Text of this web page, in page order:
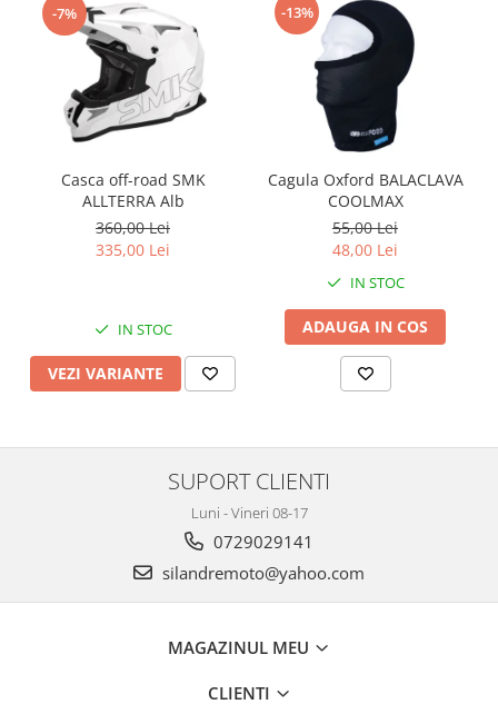
Evacuări Mivv
Evacuări G.P.R.
Evacuări Storm
Evacuari FMF
Banda termica
Evacuare completa
Galerie Evacuare
Garnituri toba
Ghidoane & Control
Adaptoare
-7%
Casca off-road SMK
ALLTERRA Alb
360,00 Lei
335,00 Lei
IN STOC
VEZI VARIANTE
-13%
Cagula Oxford BALACLAVA
COOLMAX
55,00 Lei
48,00 Lei
IN STOC
ADAUGA IN COS
SUPORT CLIENTI
Luni - Vineri 08-17
0729029141
silandremoto@yahoo.com
MAGAZINUL MEU
CLIENTI